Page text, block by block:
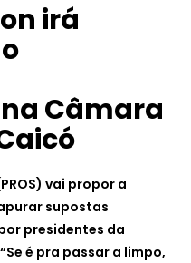
irá
Câmara
vai propor a
supostas
presidentes da
é pra passar a limpo,